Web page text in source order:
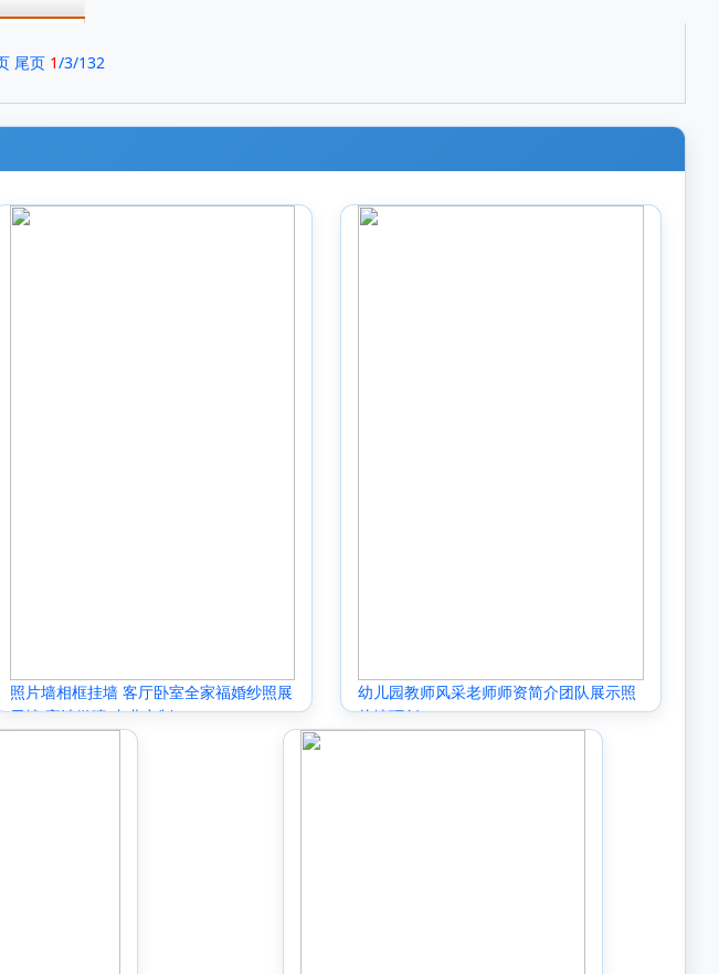
尾页 1/3/132
照片墙相框挂墙 客厅卧室全家福婚纱照展
示墙 高清微喷 专业定制
幼儿园教师风采老师师资简介团队展示照
片墙环创